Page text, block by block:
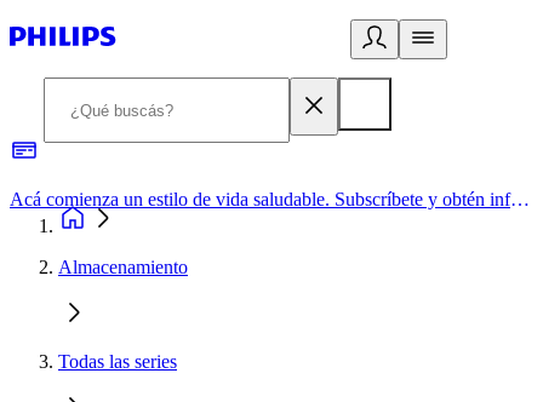
Acá comienza un estilo de vida saludable. Subscríbete y obtén información de primera mano
Almacenamiento
Todas las series